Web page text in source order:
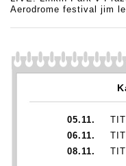
Aerodrome festival jim
05.11.
06.11.
08.11.